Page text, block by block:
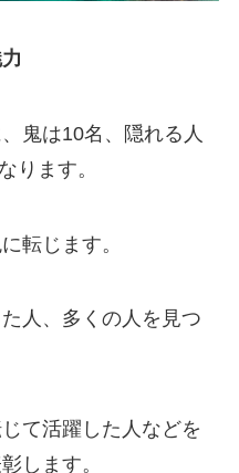
鬼は10名、隠れる人
ります。
転じます。
人、多くの人を見つ
て活躍した人などを
します。